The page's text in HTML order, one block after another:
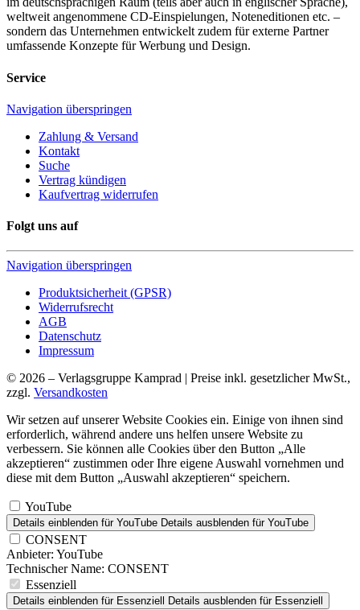
weltweit angenommene CD-Einspielungen, Noteneditionen etc. –
sondern das Unternehmen entwickelt zudem für externe Partner
umfassende Konzepte für Werbung und Design.
Service
Navigation überspringen
Zahlung & Versand
Kontakt
Suche
Vertrag kündigen
Kaufvertrag widerrufen
Folgt uns auf
Navigation überspringen
Produktsicherheit (GPSR)
Widerrufsrecht
AGB
Datenschutz
Impressum
© 2026 – Verlagsgruppe Kamprad | Preise inkl. gesetzlicher MwSt.,
zzgl. Versandkosten
Wir setzen auf unserer Website Cookies ein. Einige von ihnen sind
erforderlich, während andere uns helfen unsere Website zu
verbessern. Sie können alle Cookies über den Button „Alle
akzeptieren“ zustimmen oder Ihre eigene Auswahl vornehmen und
diese mit dem Button „Auswahl akzeptieren“ speichern.
YouTube
Details einblenden für YouTube Details ausblenden für YouTube
CONSENT
Anbieter: YouTube
Technischer Name: CONSENT
Essenziell
Details einblenden für Essenziell Details ausblenden für Essenziell